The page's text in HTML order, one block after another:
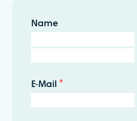
Name
E-Mail *